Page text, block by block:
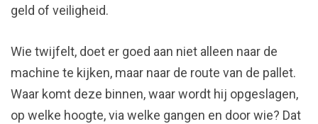
geld of veiligheid.
Wie twijfelt, doet er goed aan niet alleen naar de
machine te kijken, maar naar de route van de pallet.
Waar komt deze binnen, waar wordt hij opgeslagen,
op welke hoogte, via welke gangen en door wie? Dat